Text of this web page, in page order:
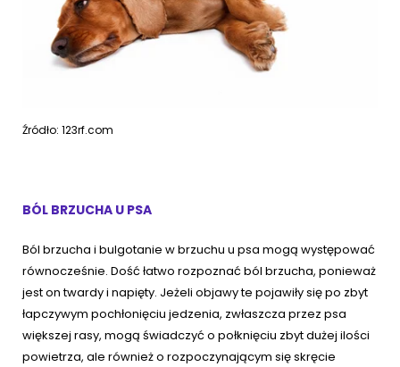
Źródło: 123rf.com
BÓL BRZUCHA U PSA
Ból brzucha i bulgotanie w brzuchu u psa mogą występować
równocześnie. Dość łatwo rozpoznać ból brzucha, ponieważ
jest on twardy i napięty. Jeżeli objawy te pojawiły się po zbyt
łapczywym pochłonięciu jedzenia, zwłaszcza przez psa
większej rasy, mogą świadczyć o połknięciu zbyt dużej ilości
powietrza, ale również o rozpoczynającym się skręcie